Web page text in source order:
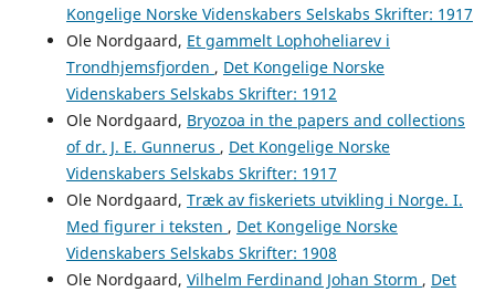
Kongelige Norske Videnskabers Selskabs Skrifter: 1917
Ole Nordgaard, Et gammelt Lophoheliarev i
Trondhjemsfjorden , Det Kongelige Norske
Videnskabers Selskabs Skrifter: 1912
Ole Nordgaard, Bryozoa in the papers and collections
of dr. J. E. Gunnerus , Det Kongelige Norske
Videnskabers Selskabs Skrifter: 1917
Ole Nordgaard, Træk av fiskeriets utvikling i Norge. I.
Med figurer i teksten , Det Kongelige Norske
Videnskabers Selskabs Skrifter: 1908
Ole Nordgaard, Vilhelm Ferdinand Johan Storm , Det